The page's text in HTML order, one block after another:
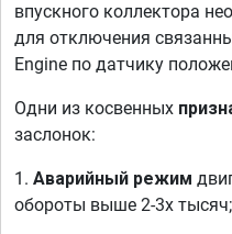
впускного коллектора
для отключения
Engine по датчику
Одни из косвенных
заслонок:
1. Аварийный режим
обороты выше 2-3х тысяч;